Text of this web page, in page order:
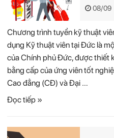
08/09
Chương trình tuyển kỹ thuật
dụng Kỹ thuật viên tại Đức là
của Chính phủ Đức, được thiết
bằng cấp của ứng viên tốt
Cao đẳng (CĐ) và Đại …
Đọc tiếp »